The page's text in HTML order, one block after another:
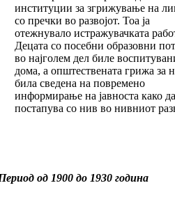
институции за згрижување на
со пречки во развојот. Тоа ја
отежнувало истражувачката
Децата со посебни образовни
во најголем дел биле
дома, а општествената грижа за
била сведена на повремено
информирање на јавноста како
постапува со нив во нивниот
од 1900 до 1930 година